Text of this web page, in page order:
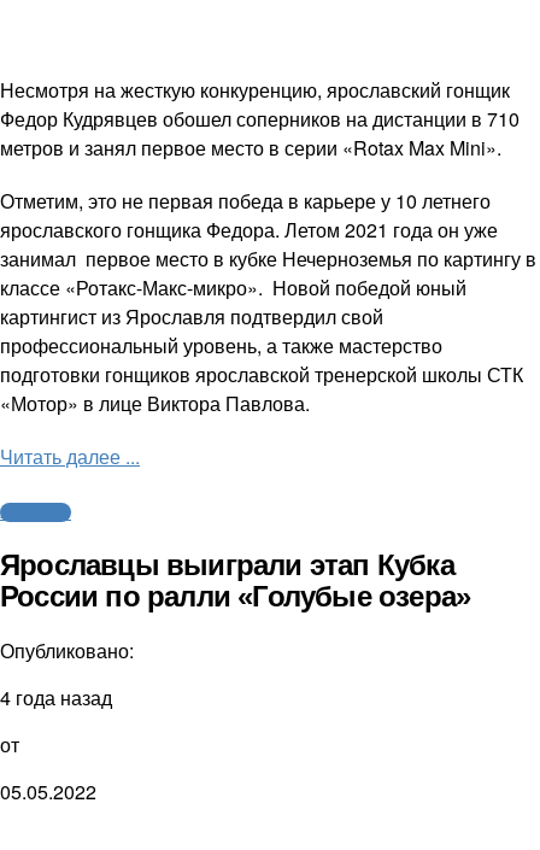
Несмотря на жесткую конкуренцию, ярославский гонщик
Федор Кудрявцев обошел соперников на дистанции в 710
метров и занял первое место в серии «Rotax Max Mini».
Отметим, это не первая победа в карьере у 10 летнего
ярославского гонщика Федора. Летом 2021 года он уже
занимал первое место в кубке Нечерноземья по картингу в
классе «Ротакс-Макс-микро». Новой победой юный
картингист из Ярославля подтвердил свой
профессиональный уровень, а также мастерство
подготовки гонщиков ярославской тренерской школы СТК
«Мотор» в лице Виктора Павлова.
Читать далее ...
Автоспорт
Ярославцы выиграли этап Кубка
России по ралли «Голубые озера»
Опубликовано:
4 года назад
от
05.05.2022